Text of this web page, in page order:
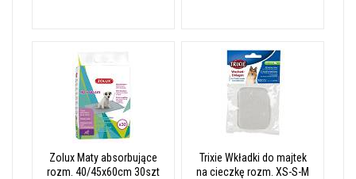
Zolux Maty absorbujące
rozm. 40/45x60cm 30szt
Trixie Wkładki do majtek
na cieczkę rozm. XS-S-M